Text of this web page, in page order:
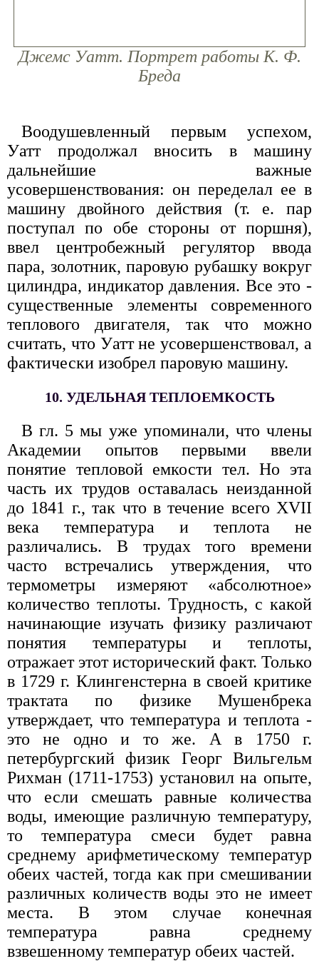
Джемс Уатт. Портрет работы К. Ф.
Бреда
Воодушевленный первым успехом,
Уатт продолжал вносить в машину
дальнейшие важные
усовершенствования: он переделал ее в
машину двойного действия (т. е. пар
поступал по обе стороны от поршня),
ввел центробежный регулятор ввода
пара, золотник, паровую рубашку вокруг
цилиндра, индикатор давления. Все это -
существенные элементы современного
теплового двигателя, так что можно
считать, что Уатт не усовершенствовал, а
фактически изобрел паровую машину.
10. УДЕЛЬНАЯ ТЕПЛОЕМКОСТЬ
В гл. 5 мы уже упоминали, что члены
Академии опытов первыми ввели
понятие тепловой емкости тел. Но эта
часть их трудов оставалась неизданной
до 1841 г., так что в течение всего XVII
века температура и теплота не
различались. В трудах того времени
часто встречались утверждения, что
термометры измеряют «абсолютное»
количество теплоты. Трудность, с какой
начинающие изучать физику различают
понятия температуры и теплоты,
отражает этот исторический факт. Только
в 1729 г. Клингенстерна в своей критике
трактата по физике Мушенбрека
утверждает, что температура и теплота -
это не одно и то же. А в 1750 г.
петербургский физик Георг Вильгельм
Рихман (1711-1753) установил на опыте,
что если смешать равные количества
воды, имеющие различную температуру,
то температура смеси будет равна
среднему арифметическому температур
обеих частей, тогда как при смешивании
различных количеств воды это не имеет
места. В этом случае конечная
температура равна среднему
взвешенному температур обеих частей.